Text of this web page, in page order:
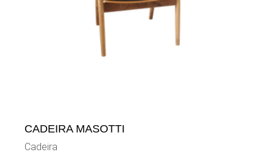
CADEIRA MASOTTI
Cadeira